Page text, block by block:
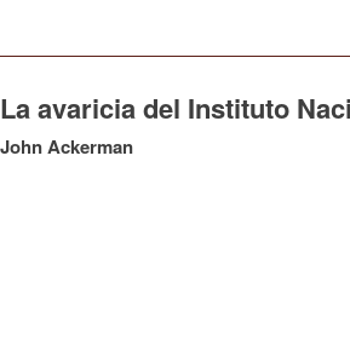
La avaricia del Instituto
John Ackerman